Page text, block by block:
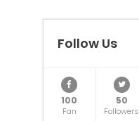
Follow Us
100
Fan
50
Followers